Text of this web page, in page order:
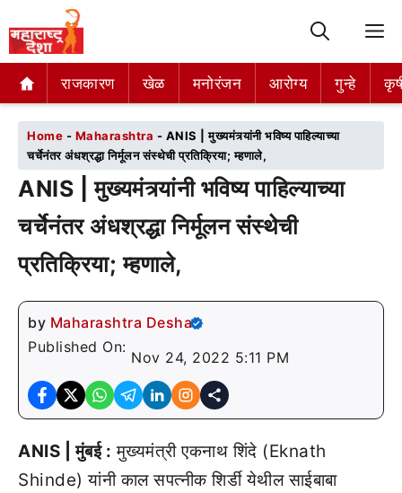
राजकारण खेळ मनोरंजन आरोग्य गुन्हे
राजकारण खेळ मनोरंजन आरोग्य गुन्हे
Home - Maharashtra - ANIS | मुख्यमंत्र्यांनी भविष्य पाहिल्याच्या
चर्चेनंतर अंधश्रद्धा निर्मूलन संस्थेची प्रतिक्रिया; म्हणाले,
ANIS | मुख्यमंत्र्यांनी भविष्य पाहिल्याच्या
चर्चेनंतर अंधश्रद्धा निर्मूलन संस्थेची
प्रतिक्रिया; म्हणाले,
by Maharashtra Desha
Published On:
Nov 24, 2022 5:11 PM
ANIS | मुंबई : मुख्यमंत्री एकनाथ शिंदे (Eknath
Shinde) यांनी काल सपत्नीक शिर्डी येथील साईबाबा